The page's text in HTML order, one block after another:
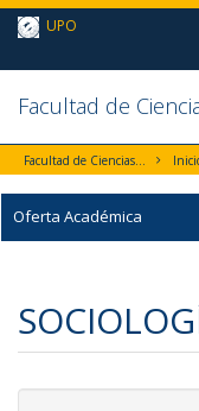
Ir al contenido
Ir a la cabecera de la
Ir al menú principal
UPO
Facultad de
Facultad de Ciencias Sociales
Oferta Académica